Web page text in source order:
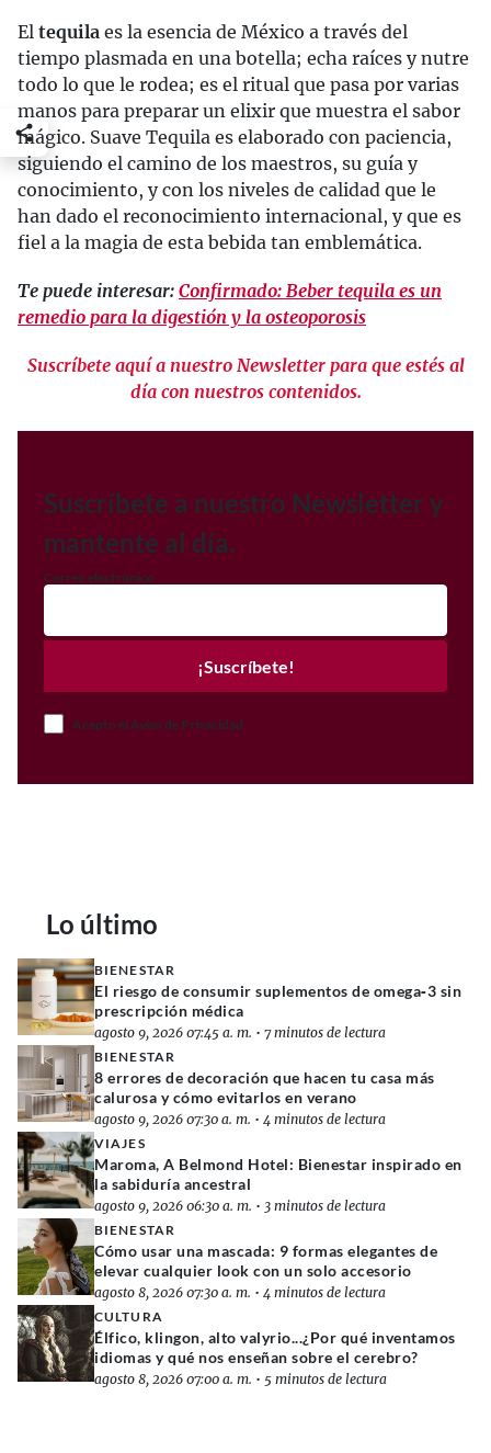
El tequila es la esencia de México a través del
tiempo plasmada en una botella; echa raíces y nutre
todo lo que le rodea; es el ritual que pasa por varias
manos para preparar un elixir que muestra el sabor
mágico. Suave Tequila es elaborado con paciencia,
siguiendo el camino de los maestros, su guía y
conocimiento, y con los niveles de calidad que le
han dado el reconocimiento internacional, y que es
fiel a la magia de esta bebida tan emblemática.
Te puede interesar: Confirmado: Beber tequila es un
remedio para la digestión y la osteoporosis
Suscríbete aquí a nuestro Newsletter para que estés al
día con nuestros contenidos.
Suscríbete a nuestro Newsletter y
mantente al día.
Correo electrónico
¡Suscríbete!
Acepto el Aviso de Privacidad
Lo último
BIENESTAR
El riesgo de consumir suplementos de omega‑3 sin
prescripción médica
agosto 9, 2026 07:45 a. m. • 7 minutos de lectura
BIENESTAR
8 errores de decoración que hacen tu casa más
calurosa y cómo evitarlos en verano
agosto 9, 2026 07:30 a. m. • 4 minutos de lectura
VIAJES
Maroma, A Belmond Hotel: Bienestar inspirado en
la sabiduría ancestral
agosto 9, 2026 06:30 a. m. • 3 minutos de lectura
BIENESTAR
Cómo usar una mascada: 9 formas elegantes de
elevar cualquier look con un solo accesorio
agosto 8, 2026 07:30 a. m. • 4 minutos de lectura
CULTURA
Élfico, klingon, alto valyrio...¿Por qué inventamos
idiomas y qué nos enseñan sobre el cerebro?
agosto 8, 2026 07:00 a. m. • 5 minutos de lectura